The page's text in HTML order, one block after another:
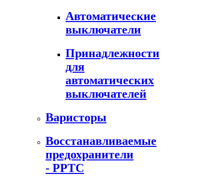
Автоматические
выключатели
Принадлежности
для
автоматических
выключателей
Варисторы
Восстанавливаемые
предохранители
- PPTC